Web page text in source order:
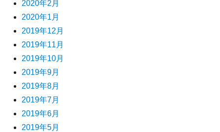
2020年2月
2020年1月
2019年12月
2019年11月
2019年10月
2019年9月
2019年8月
2019年7月
2019年6月
2019年5月